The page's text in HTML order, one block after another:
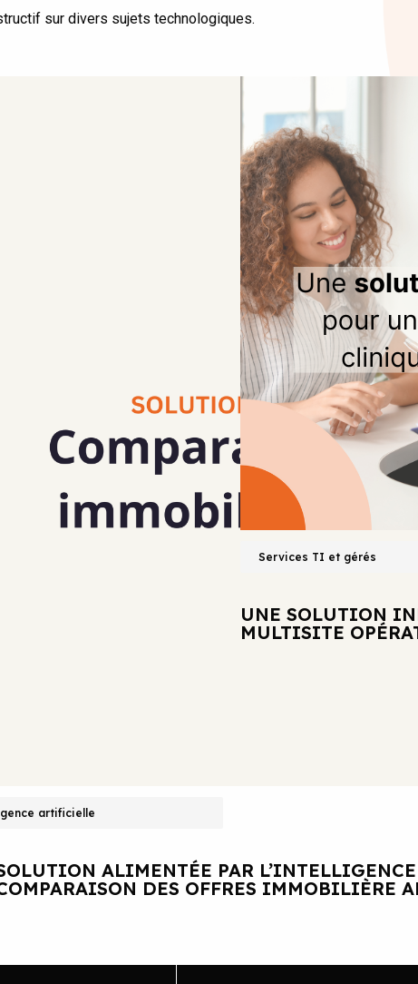
sur divers sujets technologiques.
POUR UN CABINET DE
artificielle
ALIMENTÉE PAR
DES OFFRES IMMOBILIÈRE
Services TI et gérés
UNE SOLUTION
MULTISITE